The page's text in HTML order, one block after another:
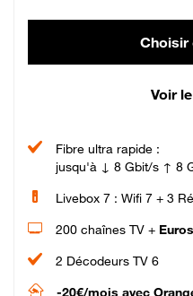
Choisir
Voir
Fibre ultra rapide :
jusqu'à ↓ 8 Gbit/s ↑ 8
Livebox 7 : Wifi 7 + 3
200 chaînes TV +
2 Décodeurs TV 6
-20€/mois avec